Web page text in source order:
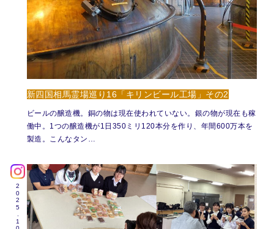
新四国相馬霊場巡り16「キリンビール工場」その2
ビールの醸造機。銅の物は現在使われていない。銀の物が現在も稼
働中。1つの醸造機が1日350ミリ120本分を作り、年間600万本を
製造。こんなタン…